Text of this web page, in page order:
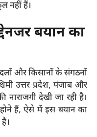
नहीं हैं।
बयान का
और किसानों के संगठनों
उत्तर प्रदेश, पंजाब और
देखी जा रही है।
हैं, ऐसे में इस बयान का